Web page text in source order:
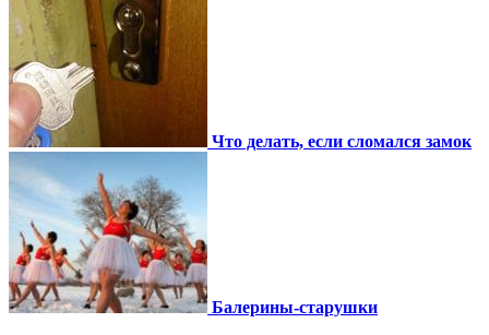
Что делать, если сломался замок
Балерины-старушки